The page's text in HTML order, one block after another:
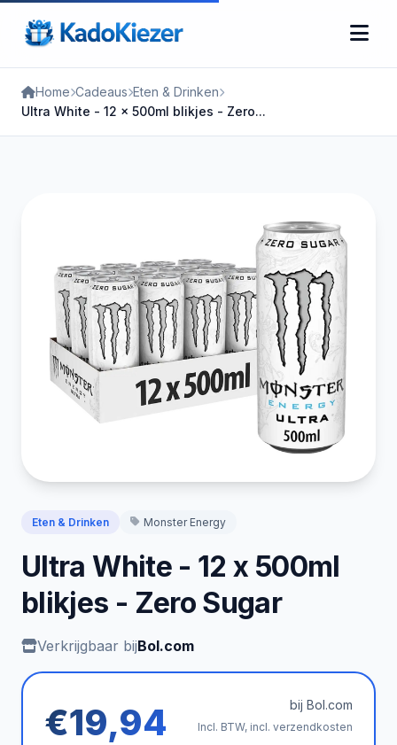
Home Cadeaus Eten & Drinken
Ultra White - 12 x 500ml blikjes - Zero...
Eten & Drinken Monster Energy
Ultra White - 12 x 500ml
blikjes - Zero Sugar
Verkrijgbaar bijBol.com
€19,94 bij Bol.com
Incl. BTW, incl. verzendkosten